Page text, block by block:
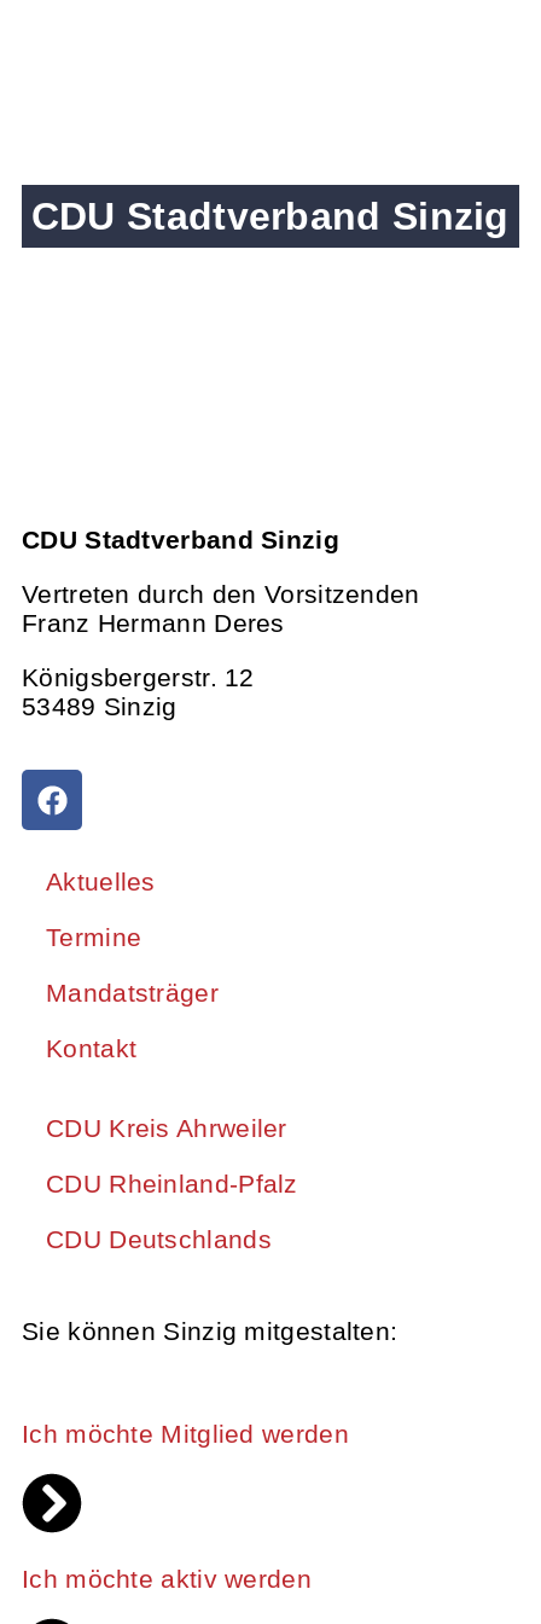
CDU Stadtverband Sinzig
CDU Stadtverband Sinzig
Vertreten durch den Vorsitzenden
Franz Hermann Deres
Königsbergerstr. 12
53489 Sinzig
Aktuelles
Termine
Mandatsträger
Kontakt
CDU Kreis Ahrweiler
CDU Rheinland-Pfalz
CDU Deutschlands
Sie können Sinzig mitgestalten:
Ich möchte Mitglied werden
Ich möchte aktiv werden